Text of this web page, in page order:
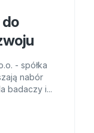
- spółka
nabór
badaczy i...